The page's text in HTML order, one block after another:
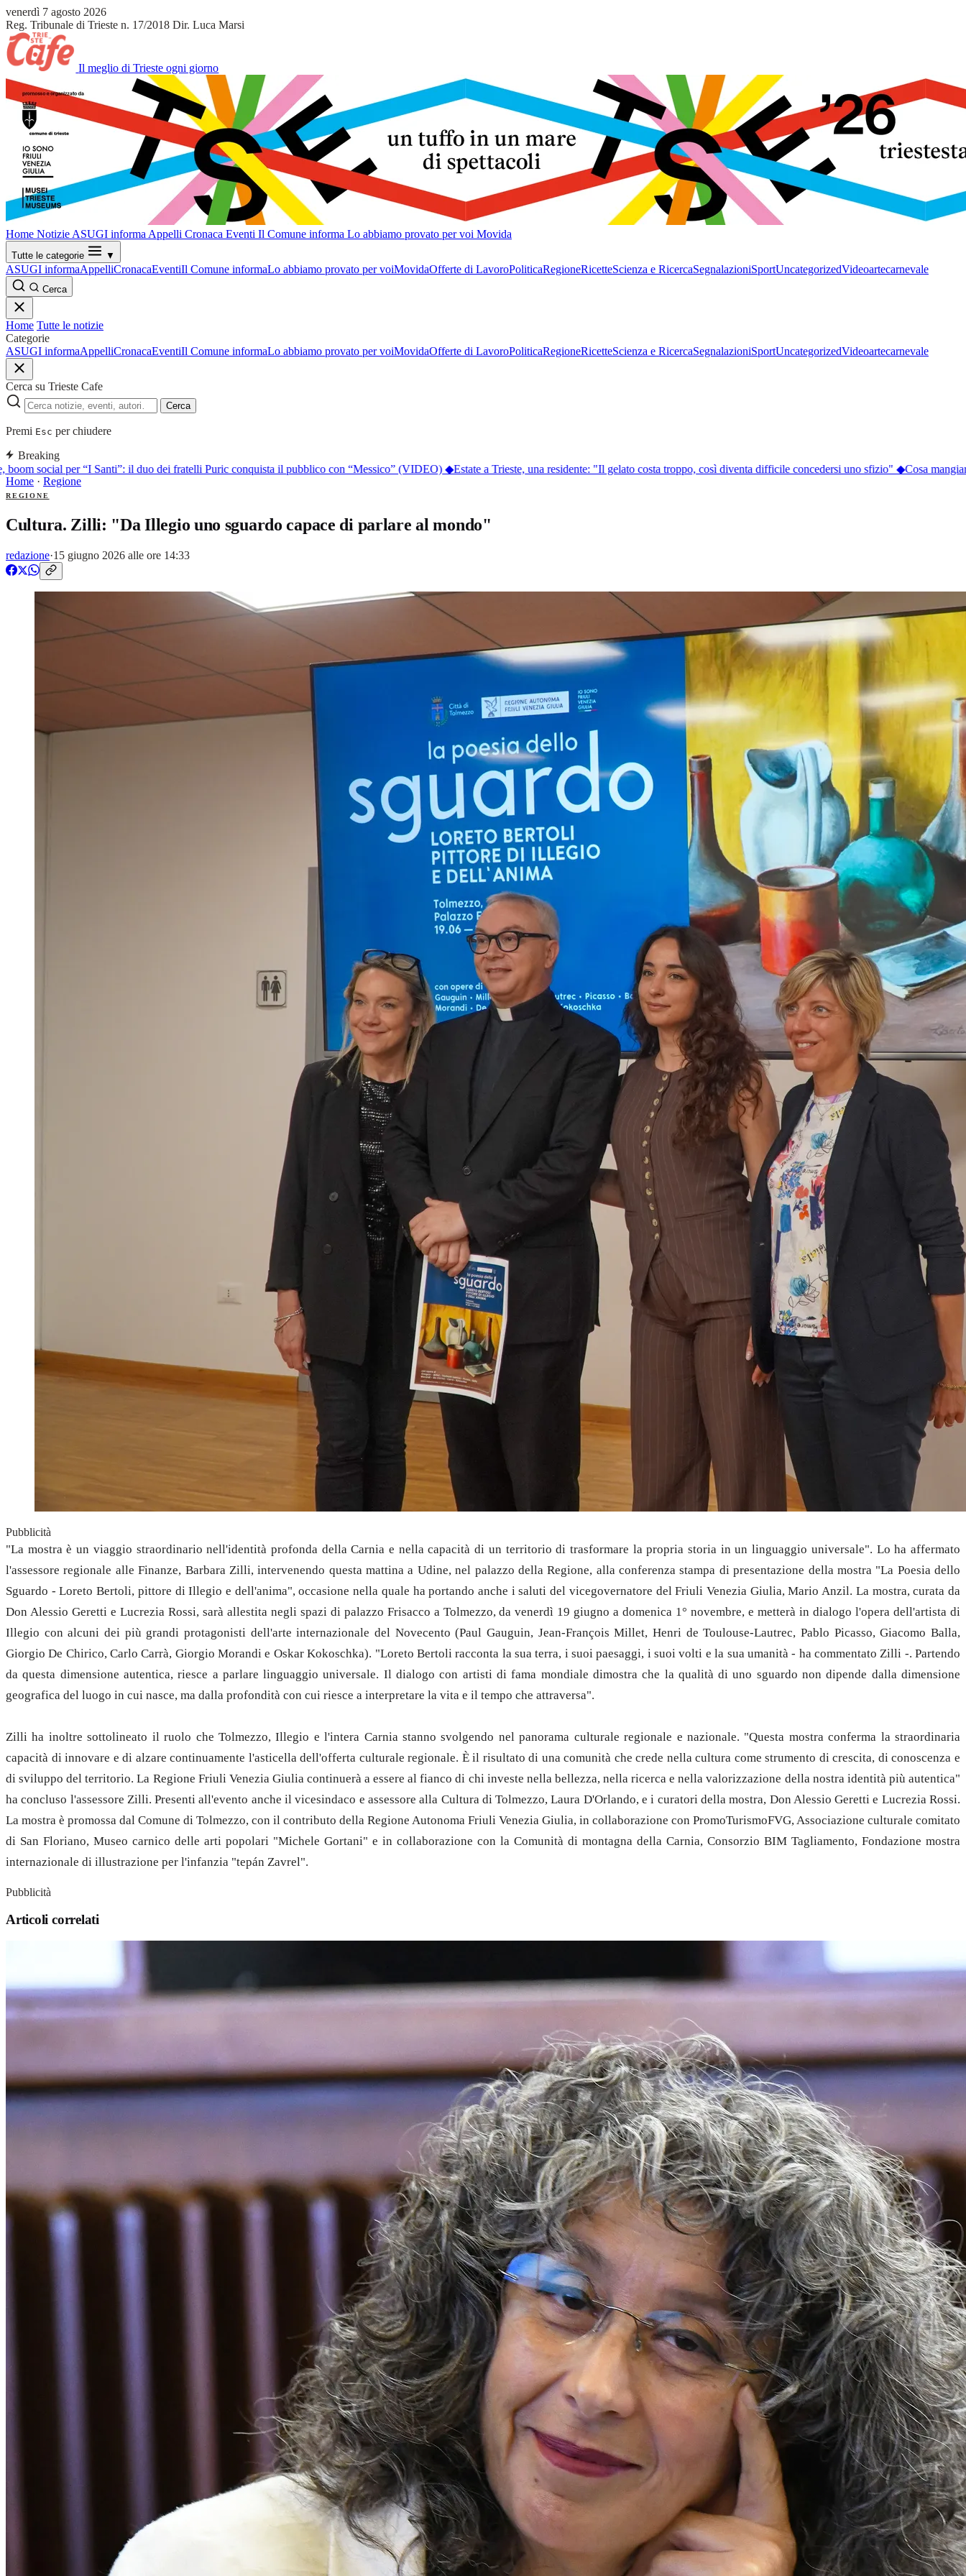
venerdì 7 agosto 2026
Reg. Tribunale di Trieste n. 17/2018 Dir. Luca Marsi
Il meglio di Trieste ogni giorno
Home Notizie ASUGI informa Appelli Cronaca Eventi Il Comune informa Lo abbiamo provato per voi Movida
Tutte le categorie ▼
ASUGI informaAppelliCronacaEventiIl Comune informaLo abbiamo provato per voiMovidaOfferte di LavoroPoliticaRegioneRicetteScienza e RicercaSegnalazioniSportUncategorizedVideoartecarnevale
Cerca
Home Tutte le notizie
Categorie
ASUGI informaAppelliCronacaEventiIl Comune informaLo abbiamo provato per voiMovidaOfferte di LavoroPoliticaRegioneRicetteScienza e RicercaSegnalazioniSportUncategorizedVideoartecarnevale
Cerca su Trieste Cafe
Cerca
Premi Esc per chiudere
Breaking
social per “I Santi”: il duo dei fratelli Puric conquista il pubblico con “Messico” (VIDEO)◆Estate a Trieste, una residente: "Il gelato costa troppo, così diventa difficile concedersi uno sfizio"◆Cosa mangiare
Home · Regione
REGIONE
Cultura. Zilli: "Da Illegio uno sguardo capace di parlare al mondo"
redazione·15 giugno 2026 alle ore 14:33
Pubblicità
"La mostra è un viaggio straordinario nell'identità profonda della Carnia e nella capacità di un territorio di trasformare la propria storia in un linguaggio universale". Lo ha affermato
l'assessore regionale alle Finanze, Barbara Zilli, intervenendo questa mattina a Udine, nel palazzo della Regione, alla conferenza stampa di presentazione della mostra "La Poesia dello
Sguardo - Loreto Bertoli, pittore di Illegio e dell'anima", occasione nella quale ha portando anche i saluti del vicegovernatore del Friuli Venezia Giulia, Mario Anzil. La mostra, curata da
Don Alessio Geretti e Lucrezia Rossi, sarà allestita negli spazi di palazzo Frisacco a Tolmezzo, da venerdì 19 giugno a domenica 1° novembre, e metterà in dialogo l'opera dell'artista di
Illegio con alcuni dei più grandi protagonisti dell'arte internazionale del Novecento (Paul Gauguin, Jean-François Millet, Henri de Toulouse-Lautrec, Pablo Picasso, Giacomo Balla,
Giorgio De Chirico, Carlo Carrà, Giorgio Morandi e Oskar Kokoschka). "Loreto Bertoli racconta la sua terra, i suoi paesaggi, i suoi volti e la sua umanità - ha commentato Zilli -. Partendo
da questa dimensione autentica, riesce a parlare linguaggio universale. Il dialogo con artisti di fama mondiale dimostra che la qualità di uno sguardo non dipende dalla dimensione
geografica del luogo in cui nasce, ma dalla profondità con cui riesce a interpretare la vita e il tempo che attraversa".
Zilli ha inoltre sottolineato il ruolo che Tolmezzo, Illegio e l'intera Carnia stanno svolgendo nel panorama culturale regionale e nazionale. "Questa mostra conferma la straordinaria
capacità di innovare e di alzare continuamente l'asticella dell'offerta culturale regionale. È il risultato di una comunità che crede nella cultura come strumento di crescita, di conoscenza e
di sviluppo del territorio. La Regione Friuli Venezia Giulia continuerà a essere al fianco di chi investe nella bellezza, nella ricerca e nella valorizzazione della nostra identità più autentica"
ha concluso l'assessore Zilli. Presenti all'evento anche il vicesindaco e assessore alla Cultura di Tolmezzo, Laura D'Orlando, e i curatori della mostra, Don Alessio Geretti e Lucrezia Rossi.
La mostra è promossa dal Comune di Tolmezzo, con il contributo della Regione Autonoma Friuli Venezia Giulia, in collaborazione con PromoTurismoFVG, Associazione culturale comitato
di San Floriano, Museo carnico delle arti popolari "Michele Gortani" e in collaborazione con la Comunità di montagna della Carnia, Consorzio BIM Tagliamento, Fondazione mostra
internazionale di illustrazione per l'infanzia "tepán Zavrel".
Pubblicità
Articoli correlati